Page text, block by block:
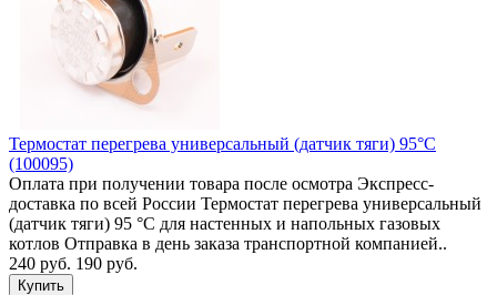
Термостат перегрева универсальный (датчик тяги) 95°C
(100095)
Оплата при получении товара после осмотра Экспресс-
доставка по всей России Термостат перегрева универсальный
(датчик тяги) 95 °C для настенных и напольных газовых
котлов Отправка в день заказа транспортной компанией..
240 руб. 190 руб.